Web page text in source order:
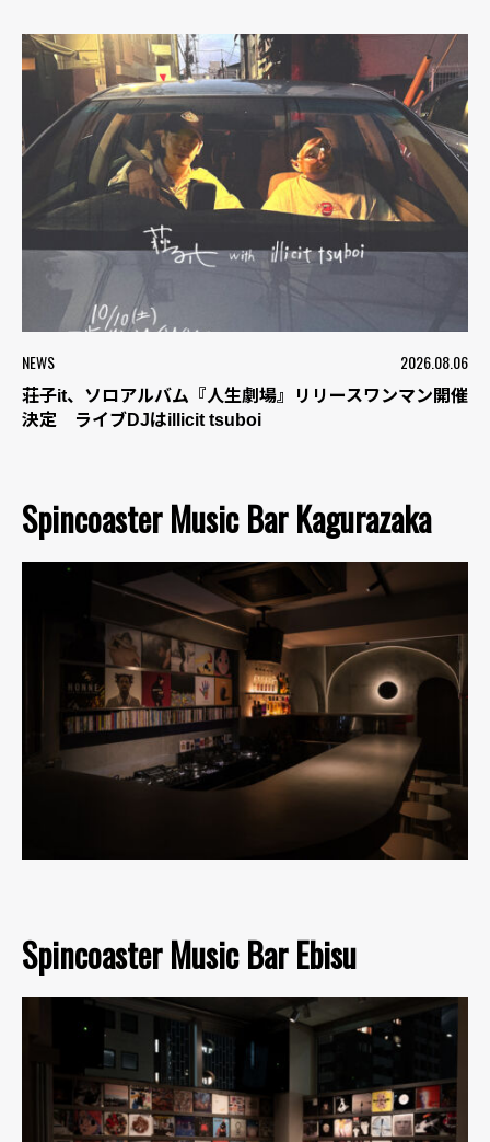
NEWS 2026.08.06
荘子it、ソロアルバム『人生劇場』リリースワンマン開催
決定 ライブDJはillicit tsuboi
Spincoaster Music Bar Kagurazaka
Spincoaster Music Bar Ebisu